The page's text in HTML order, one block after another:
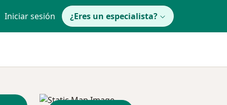
Iniciar sesión ¿Eres un especialista?